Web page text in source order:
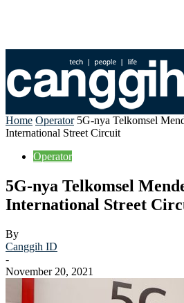
Home Operator 5G-nya Telkomsel
International Street Circuit
Operator
5G-nya Telkomsel
International Street
By
Canggih ID
-
November 20, 2021